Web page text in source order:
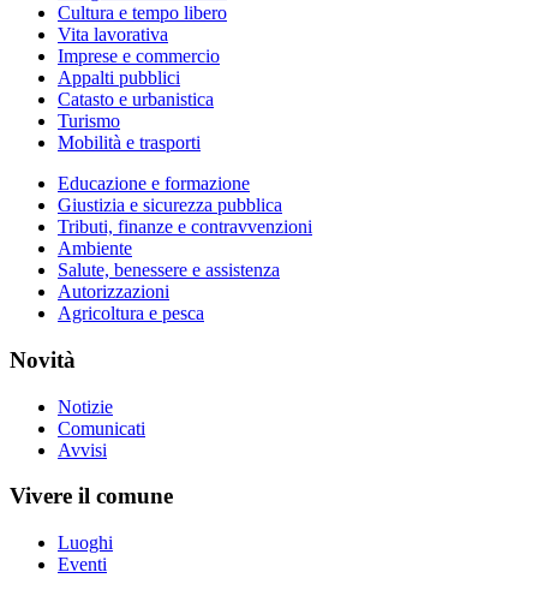
Cultura e tempo libero
Vita lavorativa
Imprese e commercio
Appalti pubblici
Catasto e urbanistica
Turismo
Mobilità e trasporti
Educazione e formazione
Giustizia e sicurezza pubblica
Tributi, finanze e contravvenzioni
Ambiente
Salute, benessere e assistenza
Autorizzazioni
Agricoltura e pesca
Novità
Notizie
Comunicati
Avvisi
Vivere il comune
Luoghi
Eventi